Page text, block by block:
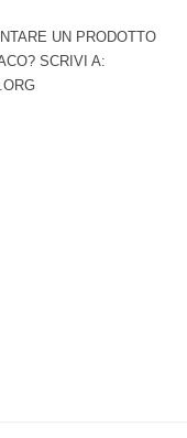
UN PRODOTTO
SCRIVI A: